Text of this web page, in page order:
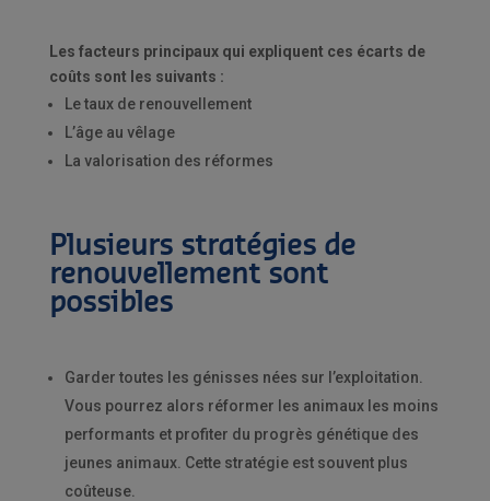
Les facteurs principaux qui expliquent ces écarts de
coûts sont les suivants :
Le taux de renouvellement
L’âge au vêlage
La valorisation des réformes
Plusieurs stratégies de
renouvellement sont
possibles
Garder toutes les génisses nées sur l’exploitation.
Vous pourrez alors réformer les animaux les moins
performants et profiter du progrès génétique des
jeunes animaux. Cette stratégie est souvent plus
coûteuse.